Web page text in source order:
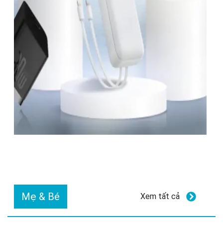
Mẹ & Bé Xem tất cả